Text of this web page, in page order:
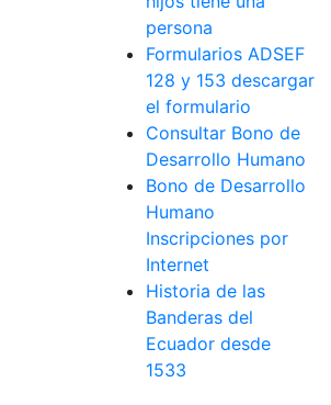
persona
Formularios ADSEF
128 y 153 descargar
el formulario
Consultar Bono de
Desarrollo Humano
Bono de Desarrollo
Humano
Inscripciones por
Internet
Historia de las
Banderas del
Ecuador desde
1533